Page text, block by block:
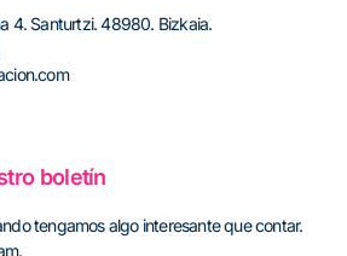
4. Santurtzi. 48980. Bizkaia.
boletín
tengamos algo interesante que contar.